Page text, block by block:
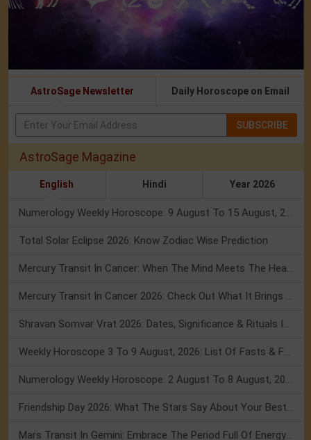
AstroSage Newsletter Daily Horoscope on Email
SUBSCRIBE
AstroSage Magazine
English Hindi Year 2026
Total Solar Eclipse 2026: Know Zodiac Wise Prediction